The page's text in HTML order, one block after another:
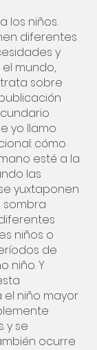
los niños.
diferentes
y
mundo,
sobre
yo llamo
cómo
esté a la
las
yuxtaponen
sombra
niños o
de
niño. Y
el niño mayor
y se
ocurre